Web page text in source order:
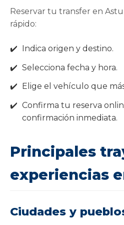
Reservar tu transfer en
rápido:
Indica origen y destino.
Selecciona fecha y hora.
Elige el vehículo que
Confirma tu reserva
confirmación inmediata.
Principales
experiencias
Ciudades y